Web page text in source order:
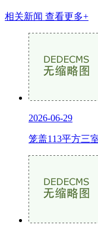
相关新闻 查看更多+
2026-06-29
笼盖113平方三